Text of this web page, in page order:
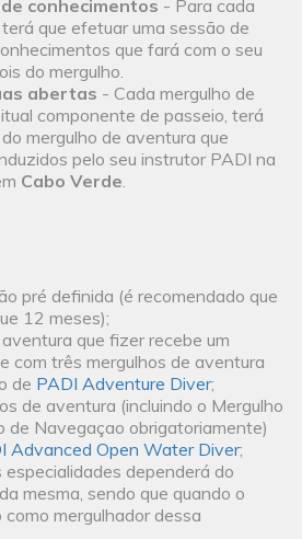
conhecimentos - Para cada
que efetuar uma sessão de
que fará com o seu
do mergulho.
abertas - Cada mergulho de
componente de passeio, terá
mergulho de aventura que
pelo seu instrutor PADI na
Cabo Verde.
pré definida (é recomendado que
12 meses);
que fizer recebe um
com três mergulhos de aventura
de PADI Adventure Diver;
de aventura (incluindo o Mergulho
de Navegaçao obrigatoriamente)
Advanced Open Water Diver;
dependerá do
mesma, sendo que quando o
mergulhador dessa